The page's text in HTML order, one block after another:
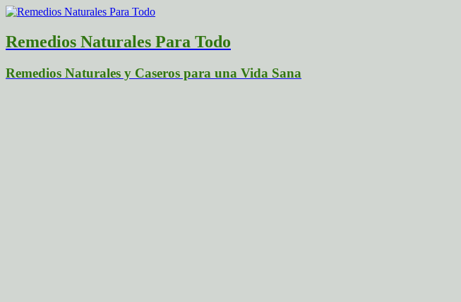
Remedios Naturales Para Todo
Remedios Naturales y Caseros para una Vida Sana